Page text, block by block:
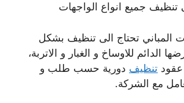
جميع انواع الواجهات
المباني تحتاج الى تنظيف بشكل
الدائم للاوساخ و الغبار و الاتربة،
تنظيف دورية حسب طلب و
مع الشركة.